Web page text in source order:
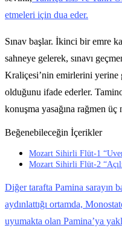
etmeleri için dua eder.
Sınav başlar. İkinci bir emre
sahneye gelerek, sınavı
Kraliçesi’nin emirlerini yerine
olduğunu ifade ederler.
konuşma yasağına rağmen üç
Beğenebileceğin İçerikler
Mozart Sihirli Flüt-1
Mozart Sihirli Flüt-2
Diğer tarafta Pamina sarayın
aydınlattığı ortamda,
uyumakta olan Pamina’ya